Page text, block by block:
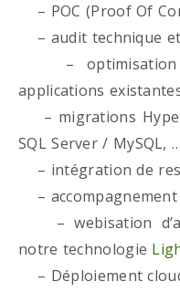
– POC (Proof Of
– audit technique
– optimisation
applications
– migrations
SQL Server / MySQL, …
– intégration de
– accompagnement
– webisation
notre technologie
– Déploiement